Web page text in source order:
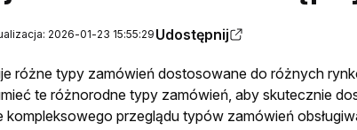
2026-01-23 15:55:29 Udostępnij
różne typy zamówień dostosowane do różnych
te różnorodne typy zamówień, aby skutecznie
kompleksowego przeglądu typów zamówień